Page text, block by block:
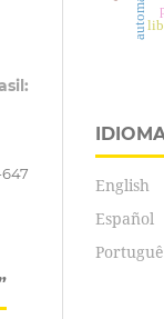
English
Español